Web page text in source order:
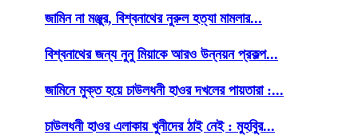
জামিন না মঞ্জুর, বিশ্বনাথের নুরুল হত্যা মামলার...
বিশ্বনাথের জন্য নুনু মিয়াকে আরও উন্নয়ন প্রকল্প...
জামিনে মুক্ত হয়ে চাউলধনী হাওর দখলের পায়তারা :...
চাউলধনী হাওর এলাকায় খুনীদের ঠাই নেই : মুহবিুর...